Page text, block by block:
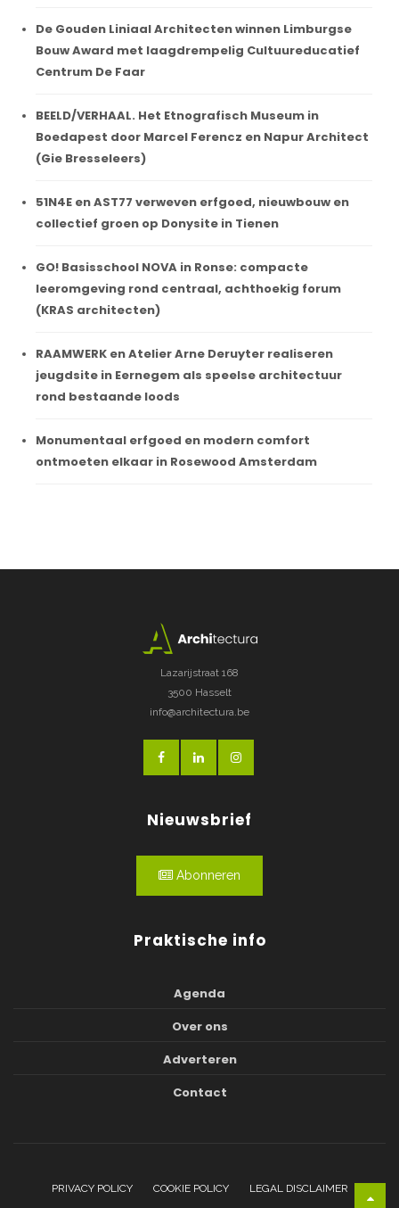
De Gouden Liniaal Architecten winnen Limburgse
Bouw Award met laagdrempelig Cultuureducatief
Centrum De Faar
BEELD/VERHAAL. Het Etnografisch Museum in
Boedapest door Marcel Ferencz en Napur Architect
(Gie Bresseleers)
51N4E en AST77 verweven erfgoed, nieuwbouw en
collectief groen op Donysite in Tienen
GO! Basisschool NOVA in Ronse: compacte
leeromgeving rond centraal, achthoekig forum
(KRAS architecten)
RAAMWERK en Atelier Arne Deruyter realiseren
jeugdsite in Eernegem als speelse architectuur
rond bestaande loods
Monumentaal erfgoed en modern comfort
ontmoeten elkaar in Rosewood Amsterdam
Lazarijstraat 168
3500 Hasselt
info@architectura.be
Nieuwsbrief
Abonneren
Praktische info
Agenda
Over ons
Adverteren
Contact
PRIVACY POLICY COOKIE POLICY LEGAL DISCLAIMER